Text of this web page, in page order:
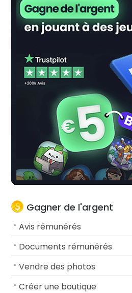
Gagner de l'argent
Avis rémunérés
Documents rémunérés
Vendre des photos
Créer une boutique